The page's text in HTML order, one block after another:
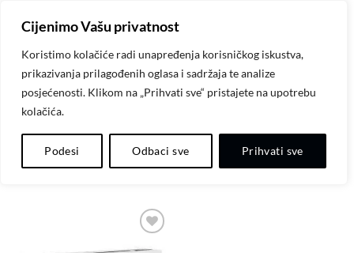
Cijenimo Vašu privatnost
Koristimo kolačiće radi unapređenja korisničkog iskustva,
prikazivanja prilagođenih oglasa i sadržaja te analize
posjećenosti. Klikom na „Prihvati sve“ pristajete na upotrebu
kolačića.
Podesi Odbaci sve Prihvati sve
content
POČETNA / PROIZVODI OZNAČENI “STEAMPOD”